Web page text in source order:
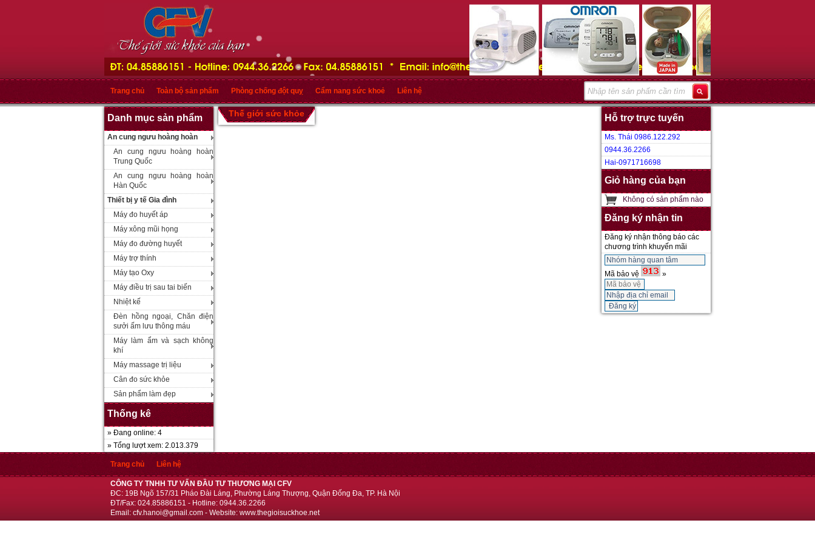
Trang chủ Toàn bộ sản phẩm Phòng chống đột quỵ Cẩm nang sức khoẻ Liên hệ
Danh mục sản phẩm
An cung ngưu hoàng hoàn
An cung ngưu hoàng hoàn
Trung Quốc
An cung ngưu hoàng hoàn
Hàn Quốc
Thiết bị y tế Gia đình
Máy đo huyết áp
Máy xông mũi họng
Máy đo đường huyết
Máy trợ thính
Máy tạo Oxy
Máy điều trị sau tai biến
Nhiệt kế
Đèn hồng ngoại, Chăn điện
sưởi ấm lưu thông máu
Máy làm ẩm và sạch không
khí
Máy massage trị liệu
Cân đo sức khỏe
Sản phẩm làm đẹp
Thống kê
» Đang online: 4
» Tổng lượt xem: 2.013.379
Thế giới sức khỏe Hỗ trợ trực tuyến
Ms. Thái 0986.122.292
0944.36.2266
Hai-0971716698
Giỏ hàng của bạn
Không có sản phẩm nào
Đăng ký nhận tin
Đăng ký nhận thông báo các
chương trình khuyến mãi
Mã bảo vệ »
Trang chủ Liên hệ
CÔNG TY TNHH TƯ VẤN ĐẦU TƯ THƯƠNG MẠI CFV
ĐC: 19B Ngõ 157/31 Pháo Đài Láng, Phường Láng Thượng, Quận Đống Đa, TP. Hà Nội
ĐT/Fax: 024.85886151 - Hotline: 0944.36.2266
Email: cfv.hanoi@gmail.com - Website: www.thegioisuckhoe.net